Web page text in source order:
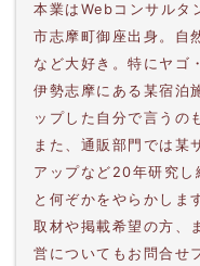
本業はWebコンサルタ
市志摩町御座出身。自
など大好き。特にヤゴ
伊勢志摩にある某宿泊
ップした自分で言うの
また、通販部門では某
アップなど20年研究し
と何ぞかをやらかしま
取材や掲載希望の方、
営についてもお問合せ